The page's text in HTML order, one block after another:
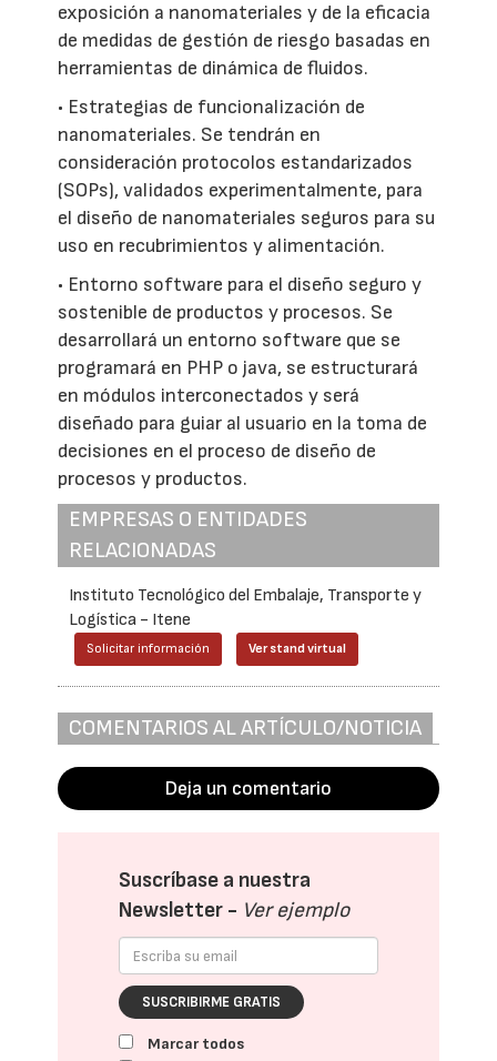
exposición a nanomateriales y de la eficacia
de medidas de gestión de riesgo basadas en
herramientas de dinámica de fluidos.
• Estrategias de funcionalización de
nanomateriales. Se tendrán en
consideración protocolos estandarizados
(SOPs), validados experimentalmente, para
el diseño de nanomateriales seguros para su
uso en recubrimientos y alimentación.
• Entorno software para el diseño seguro y
sostenible de productos y procesos. Se
desarrollará un entorno software que se
programará en PHP o java, se estructurará
en módulos interconectados y será
diseñado para guiar al usuario en la toma de
decisiones en el proceso de diseño de
procesos y productos.
EMPRESAS O ENTIDADES
RELACIONADAS
Instituto Tecnológico del Embalaje, Transporte y
Logística - Itene
Solicitar información Ver stand virtual
COMENTARIOS AL ARTÍCULO/NOTICIA
Deja un comentario
Suscríbase a nuestra
Newsletter - Ver ejemplo
SUSCRIBIRME GRATIS
Marcar todos